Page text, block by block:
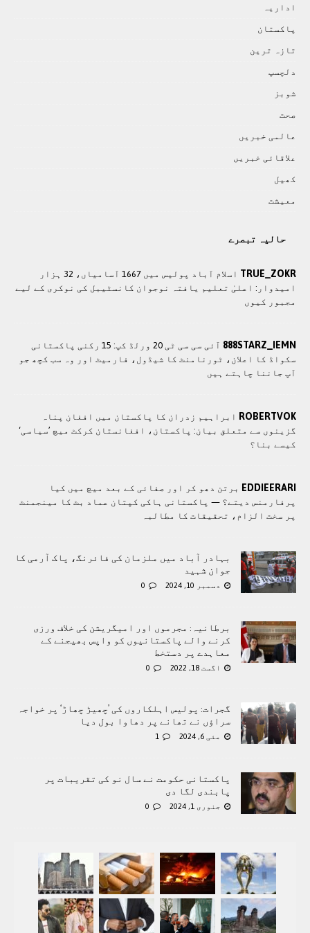
اداريہ
پاکستان
تازہ ترين
دلچسپ
شوبز
صحت
عالمی خبريں
علاقائی خبريں
کھيل
معيشت
حالیہ تبصرے
TRUE_ZOKR
اسلام آباد پولیس میں 1667 آسامیاں، 32 ہزار
امیدوار: اعلیٰ تعلیم یافتہ نوجوان کانسٹیبل کی نوکری کے لیے
مجبور کیوں
888STARZ_IEMN
آئی سی سی ٹی 20 ورلڈ کپ: 15 رکنی پاکستانی
سکواڈ کا اعلان، ٹورنامنٹ کا شیڈول، فارمیٹ اور وہ سب کچھ جو
آپ جاننا چاہتے ہیں
ROBERTVOK ابراہیم زدران کا پاکستان میں افغان پناہ
گزینوں سے متعلق بیان: پاکستان، افغانستان کرکٹ میچ ’سیاسی‘
کیسے بنا؟
EDDIEERARI برتن دھو کر اور صفائی کے بعد میچ میں کیا
پرفارمنس دیتے؟ — پاکستانی ہاکی کپتان عماد بٹ کا مینجمنٹ
پر سخت الزام، تحقیقات کا مطالبہ
بہادر آباد میں ملزمان کی فائرنگ، پاک آرمی کا
جوان شہید
دسمبر 10, 2024 0
برطانیہ: مجرموں اور امیگریشن کی خلاف ورزی
کرنے والے پاکستانیوں کو واپس بھیجنے کے
معاہدے پر دستخط
اگست 18, 2022 0
گجرات: پولیس اہلکاروں کی ’چھیڑ چھاڑ‘ پر خواجہ
سراؤں نے تھانے پر دھاوا بول دیا
مئی 6, 2024 1
پاکستانی حکومت نے سال نو کی تقریبات پر
پابندی لگا دی
جنوری 1, 2024 0